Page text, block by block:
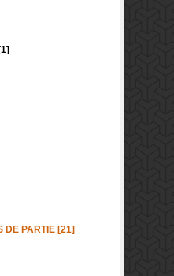
DE PARTIE [21]